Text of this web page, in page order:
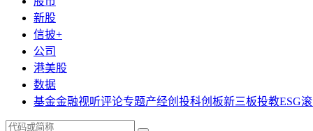
新股
信披+
公司
港美股
数据
基金金融视听评论专题产经创投科创板新三板投教ESG